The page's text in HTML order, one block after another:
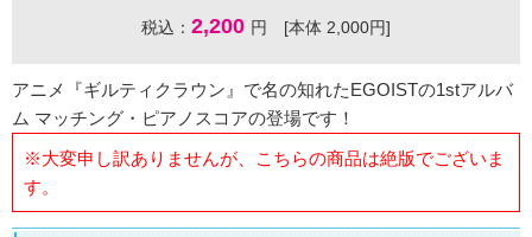
税込： 2,200 円 [本体 2,000円]
アニメ『ギルティクラウン』で名の知れたEGOISTの1stアルバ
ム マッチング・ピアノスコアの登場です！
※大変申し訳ありませんが、こちらの商品は絶版でございま
す。